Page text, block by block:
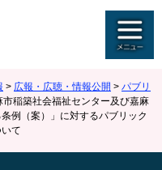
> 広報・広聴・情報公開 > パブリ
市稲築社会福祉センター及び嘉麻
例（案）」に対するパブリック
て